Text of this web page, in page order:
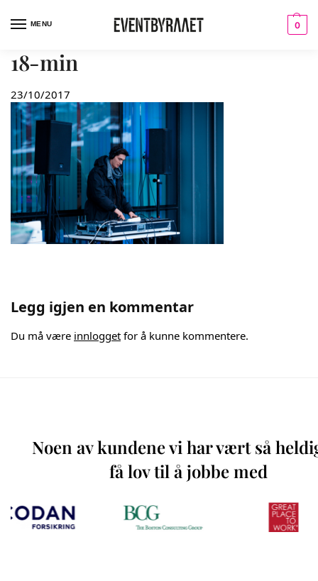
MENU 0
18-min
23/10/2017
Legg igjen en kommentar
Du må være innlogget for å kunne kommentere.
Noen av kundene vi har vært så
få lov til å jobbe med